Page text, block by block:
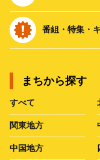
番組・特集・
まちから探す
すべて
関東地方
中国地方